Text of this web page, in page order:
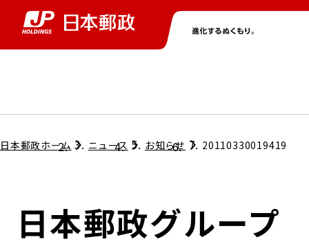
グループ情報トップ
コンプライアンス
株主・投資家情報トップ
個人投資家のみなさまへ
ニューストップ
サステナビリティトップ
担当役員メッセージ
採用情報トップ
日本郵政ホーム ニュース お知らせ 20110330019419
日本郵政グループ